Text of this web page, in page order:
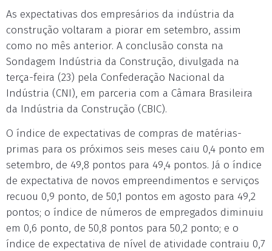
As expectativas dos empresários da indústria da
construção voltaram a piorar em setembro, assim
como no mês anterior. A conclusão consta na
Sondagem Indústria da Construção, divulgada na
terça-feira (23) pela Confederação Nacional da
Indústria (CNI), em parceria com a Câmara Brasileira
da Indústria da Construção (CBIC).
O índice de expectativas de compras de matérias-
primas para os próximos seis meses caiu 0,4 ponto em
setembro, de 49,8 pontos para 49,4 pontos. Já o índice
de expectativa de novos empreendimentos e serviços
recuou 0,9 ponto, de 50,1 pontos em agosto para 49,2
pontos; o índice de números de empregados diminuiu
em 0,6 ponto, de 50,8 pontos para 50,2 ponto; e o
índice de expectativa de nível de atividade contraiu 0,7